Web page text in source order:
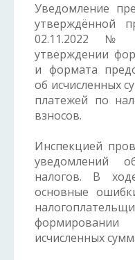
Уведомление
утверждённой
02.11.2022 №
утверждении
и формата
об исчисленных
платежей по
взносов.
Инспекцией
уведомлений
налогов. В
основные
исчисленных